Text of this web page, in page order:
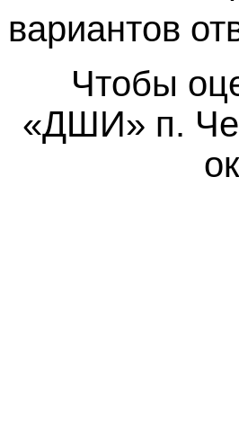
вариантов
Чтобы
«ДШИ» п.